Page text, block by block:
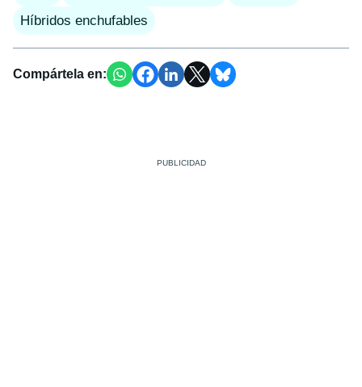
Híbridos enchufables
Compártela en: